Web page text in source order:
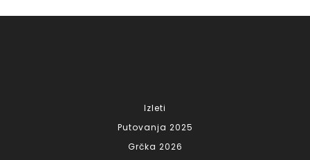
Izleti
Putovanja 2025
Grčka 2026